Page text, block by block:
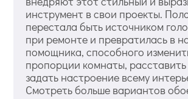
инструмент в свои проекты.
перестала быть источником
при ремонте и превратилась в
помощника, способного
пропорции комнаты,
задать настроение всему
Смотреть больше вариантов